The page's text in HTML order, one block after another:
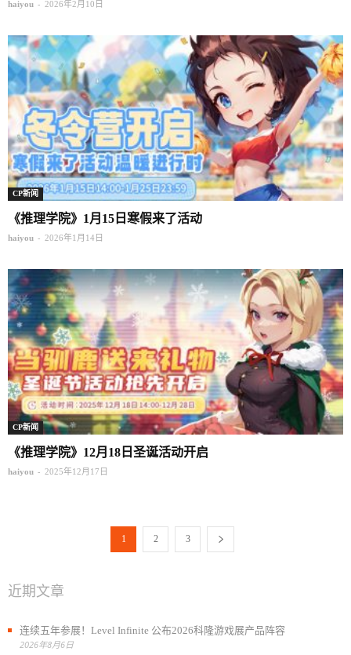
haiyou - 2026年2月10日
CP新闻
《推理学院》1月15日寒假来了活动
haiyou - 2026年1月14日
CP新闻
《推理学院》12月18日圣诞活动开启
haiyou - 2025年12月17日
1 2 3
近期文章
连续五年参展！Level Infinite 公布2026科隆游戏展产品阵容
2026年8月6日